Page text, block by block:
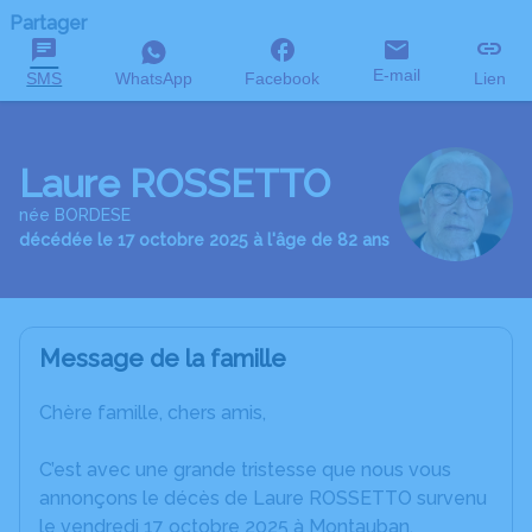
Partager
SMS WhatsApp Facebook E-mail Lien
Laure ROSSETTO
née BORDESE
décédée le 17 octobre 2025 à l'âge de 82 ans
Message de la famille
Chère famille, chers amis,
C’est avec une grande tristesse que nous vous
annonçons le décès de Laure ROSSETTO survenu
le vendredi 17 octobre 2025 à Montauban.